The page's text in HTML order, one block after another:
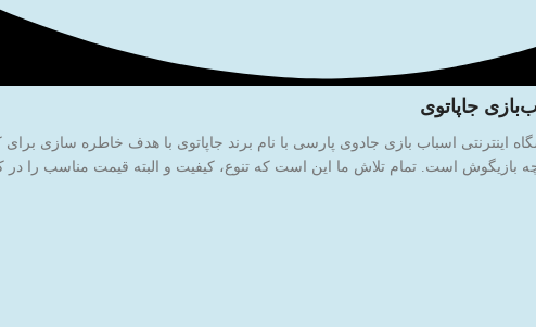
جاپاتوی
بازیگوش است. تمام تلاش ما این است که تنوع، کیفیت و البته قیمت مناسب را در